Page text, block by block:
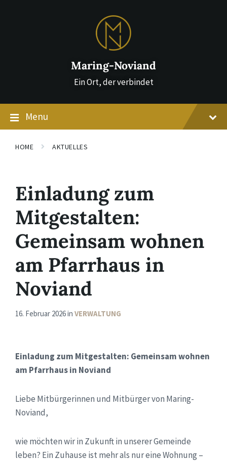
Maring-Noviand
Ein Ort, der verbindet
Menu
HOME AKTUELLES
Einladung zum
Mitgestalten:
Gemeinsam wohnen
am Pfarrhaus in
Noviand
16. Februar 2026in VERWALTUNG
Einladung zum Mitgestalten: Gemeinsam wohnen
am Pfarrhaus in Noviand
Liebe Mitbürgerinnen und Mitbürger von Maring-
Noviand,
wie möchten wir in Zukunft in unserer Gemeinde
leben? Ein Zuhause ist mehr als nur eine Wohnung –